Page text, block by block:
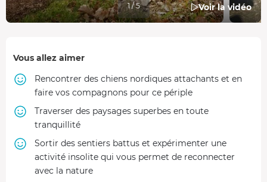
Voir la vidéo
1 / 5
Vous allez aimer
Rencontrer des chiens nordiques attachants et en
faire vos compagnons pour ce périple
Traverser des paysages superbes en toute
tranquillité
Sortir des sentiers battus et expérimenter une
activité insolite qui vous permet de reconnecter
avec la nature